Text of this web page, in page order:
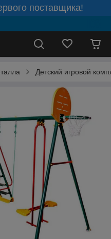
поставщика!
Детский игровой